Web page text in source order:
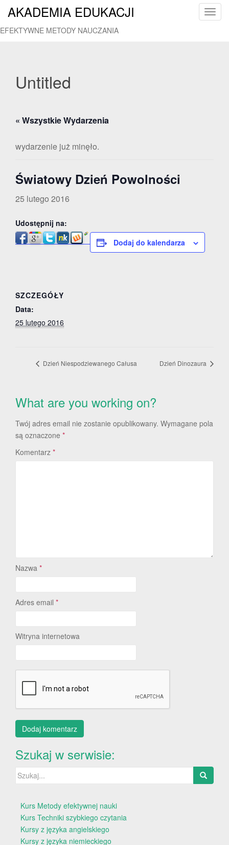
T
AKADEMIA EDUKACJI
EFEKTYWNE METODY NAUCZANIA
Untitled
« Wszystkie Wydarzenia
wydarzenie już minęło.
Światowy Dzień Powolności
25 lutego 2016
Udostępnij na:
Dodaj do kalendarza
SZCZEGÓŁY
Data:
25 lutego 2016
Dzień Niespodziewanego Całusa Dzień Dinozaura
What are you working on?
Twój adres email nie zostanie opublikowany. Wymagane pola
są oznaczone *
Komentarz *
Nazwa *
Adres email *
Witryna internetowa
Szukaj w serwisie:
Szukaj:
Kurs Metody efektywnej nauki
Kurs Techniki szybkiego czytania
Kursy z języka angielskiego
Kursy z języka niemieckiego